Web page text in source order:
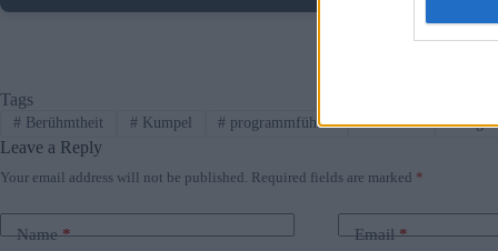
Tags
#Berühmtheit #Kumpel # programmführer #Theater #
Leave a Reply
Your email address will not be published. Required fields are marked *
Name* Email*